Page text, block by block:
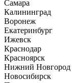
Самара
Калининград
Воронеж
Екатеринбург
Ижевск
Краснодар
Красноярск
Нижний Новгород
Новосибирск